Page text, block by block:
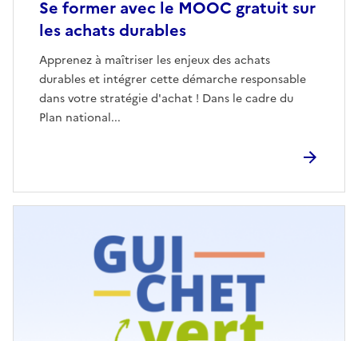
Se former avec le MOOC gratuit sur
les achats durables
Apprenez à maîtriser les enjeux des achats
durables et intégrer cette démarche responsable
dans votre stratégie d'achat ! Dans le cadre du
Plan national...